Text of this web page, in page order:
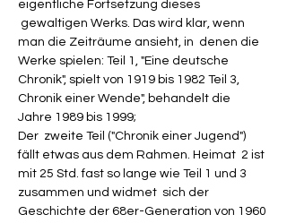
eigentliche Fortsetzung dieses
gewaltigen Werks. Das wird klar, wenn
man die Zeiträume ansieht, in  denen die
Werke spielen: Teil 1, "Eine deutsche
Chronik", spielt von 1919 bis 1982 Teil 3,
Chronik einer Wende", behandelt die
Jahre 1989 bis 1999;
Der  zweite Teil ("Chronik einer Jugend")
fällt etwas aus dem Rahmen. Heimat  2 ist
mit 25 Std. fast so lange wie Teil 1 und 3
zusammen und widmet  sich der
Geschichte der 68er-Generation von 1960